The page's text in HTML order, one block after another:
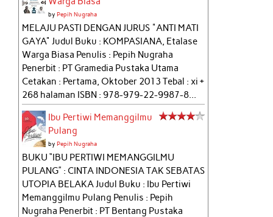
byPepih Nugraha
MELAJU PASTI DENGAN JURUS "ANTI MATI
GAYA" Judul Buku : KOMPASIANA, Etalase
Warga Biasa Penulis : Pepih Nugraha
Penerbit : PT Gramedia Pustaka Utama
Cetakan : Pertama, Oktober 2013 Tebal : xi +
268 halaman ISBN : 978-979-22-9987-8...
Ibu Pertiwi Memanggilmu
Pulang
byPepih Nugraha
BUKU “IBU PERTIWI MEMANGGILMU
PULANG” : CINTA INDONESIA TAK SEBATAS
UTOPIA BELAKA Judul Buku : Ibu Pertiwi
Memanggilmu Pulang Penulis : Pepih
Nugraha Penerbit : PT Bentang Pustaka